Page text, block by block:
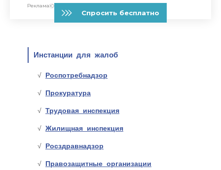
Инстанции для жалоб
Роспотребнадзор
Прокуратура
Трудовая инспекция
Жилищная инспекция
Росздравнадзор
Правозащитные организации